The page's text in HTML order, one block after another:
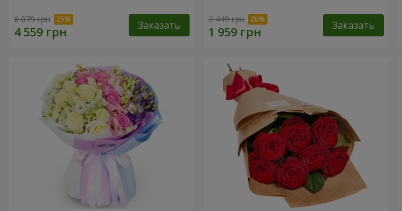
6 079 грн Заказать 2 449 грн Заказать